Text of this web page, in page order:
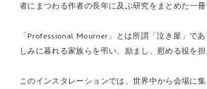
者にまつわる作者の長年に及ぶ研究をまとめた一冊
「Professional Mourner」とは所謂「泣き屋」で
しみに暮れる家族らを弔い、励まし、慰める役を担
このインスタレーションでは、世界中から会場に